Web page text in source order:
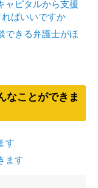
ャピタルから支援
ばいいですか
できる弁護士がほ
なことができま
す
ます